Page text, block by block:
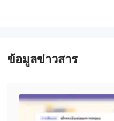
KOT4X ยืนยันว่ามีการให้การเ
ข้อมูลข่าวสาร